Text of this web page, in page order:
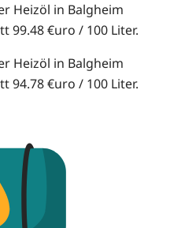
Heizöl in Balgheim
99.48 €uro / 100 Liter.
Heizöl in Balgheim
94.78 €uro / 100 Liter.